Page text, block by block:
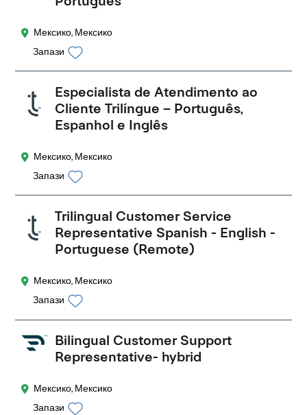
Мексико, Мексико
Запази
Especialista de Atendimento ao
Cliente Trilíngue – Português,
Espanhol e Inglês
Мексико, Мексико
Запази
Trilingual Customer Service
Representative Spanish - English -
Portuguese (Remote)
Мексико, Мексико
Запази
Bilingual Customer Support
Representative- hybrid
Мексико, Мексико
Запази